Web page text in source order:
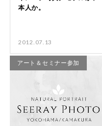
2012.07.13
アート＆セミナー参加